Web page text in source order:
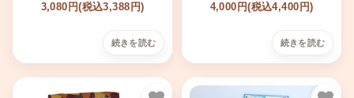
3,080円(税込3,388円)
4,000円(税込4,400円)